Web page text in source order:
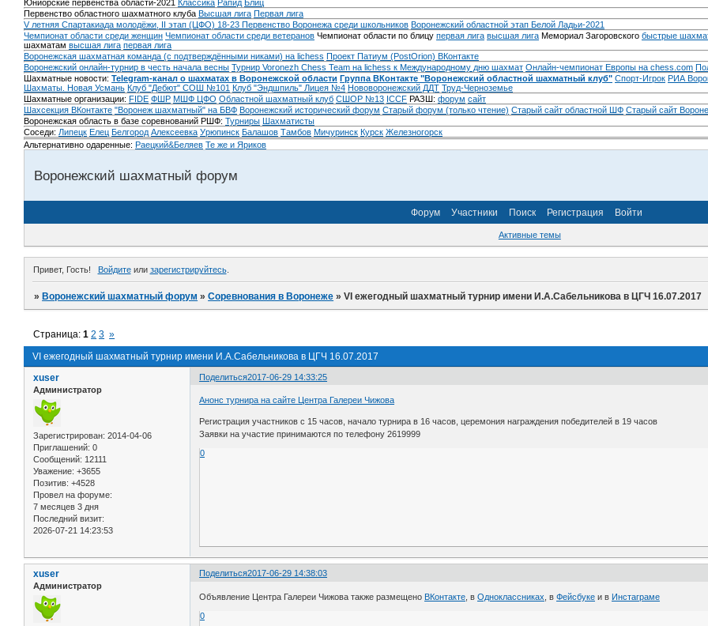
Юниорские первенства области-2021 Классика Рапид Блиц
Первенство областного шахматного клуба Высшая лига Первая лига
V летняя Спартакиада молодёжи, II этап (ЦФО) 18-23 Первенство Воронежа среди школьников Воронежский областной этап Белой Ладьи-2021
Чемпионат области среди женщин Чемпионат области среди ветеранов Чемпионат области по блицу первая лига высшая лига Мемориал Загоровского быстрые
шахматам высшая лига первая лига
Воронежская шахматная команда (с подтверждёнными никами) на lichess Проект Патиум (PostOrion) ВКонтакте
Воронежский онлайн-турнир в честь начала весны Турнир Voronezh Chess Team на lichess к Международному дню шахмат Онлайн-чемпионат Европы на chess.com
Шахматные новости: Telegram-канал о шахматах в Воронежской области Группа ВКонтакте "Воронежский областной шахматный клуб" Спорт-Игрок РИА
Шахматы. Новая Усмань Клуб "Дебют" СОШ №101 Клуб "Эндшпиль" Лицея №4 Нововоронежский ДДТ Труд-Черноземье
Шахматные организации: FIDE ФШР МШФ ЦФО Областной шахматный клуб СШОР №13 ICCF РАЗШ: форум сайт
Шахсекция ВКонтакте "Воронеж шахматный" на БВФ Воронежский исторический форум Cтарый форум (только чтение) Старый сайт областной ШФ Старый сайт
Воронежская область в базе соревнований РШФ: Турниры Шахматисты
Соседи: Липецк Елец Белгород Алексеевка Урюпинск Балашов Тамбов Мичуринск Курск Железногорск
Альтернативно одаренные: Раецкий&Беляев Те же и Яриков
Воронежский шахматный форум
Форум Участники Поиск Регистрация Войти
Активные темы
Привет, Гость! Войдитеили зарегистрируйтесь.
»Воронежский шахматный форум »Соревнования в Воронеже »VI ежегодный шахматный турнир имени И.А.Сабельникова в ЦГЧ 16.07.2017
VI ежегодный шахматный турнир имени И.А.Сабельникова в ЦГЧ 16.07.2017
Страница:1 2 3 »
Поделиться2017-06-29 14:33:25
xuser
Администратор
Зарегистрирован: 2014-04-06
Приглашений: 0
Сообщений: 12111
Уважение: +3655
Позитив: +4528
Провел на форуме:
7 месяцев 3 дня
Последний визит:
2026-07-21 14:23:53
Анонс турнира на сайте Центра Галереи Чижова
Регистрация участников с 15 часов, начало турнира в 16 часов, церемония награждения победителей в 19 часов
Заявки на участие принимаются по телефону 2619999
0
Поделиться2017-06-29 14:38:03
xuser
Администратор
Объявление Центра Галереи Чижова также размещено ВКонтакте , вОдноклассниках , вФейсбуке и в Инстаграме
0